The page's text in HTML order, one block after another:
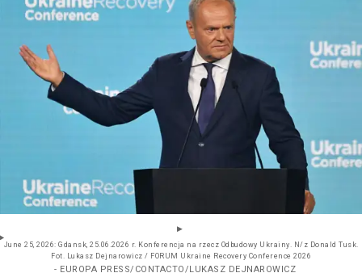
June 25, 2026: Gdansk, 25.06.2026 r. Konferencja na rzecz Odbudowy Ukrainy. N/z Donald Tusk.
Fot. Lukasz Dejnarowicz / FORUM Ukraine Recovery Conference 2026
- EUROPA PRESS/CONTACTO/LUKASZ DEJNAROWICZ